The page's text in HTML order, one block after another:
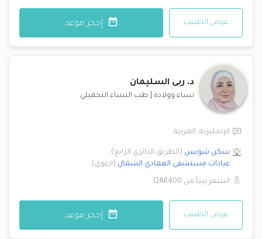
عرض الطبيب إحجز موعد
د. ربى السليمان
نساء وولادة طب النساء التجميلي
الإنجليزية, العربية
سكن شويس (الطريق الدائري الرابع)
,
عيادات مستشفى العمادي الشمال (ازغوى)
السعر يبدأ من QAR400
عرض الطبيب إحجز موعد